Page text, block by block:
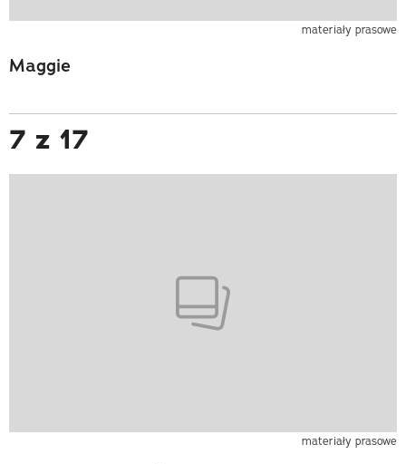
materiały prasowe
Maggie
7 z 17
materiały prasowe